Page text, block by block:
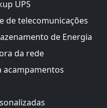
UPS
de telecomunicações
de Energia
da rede
acampamentos